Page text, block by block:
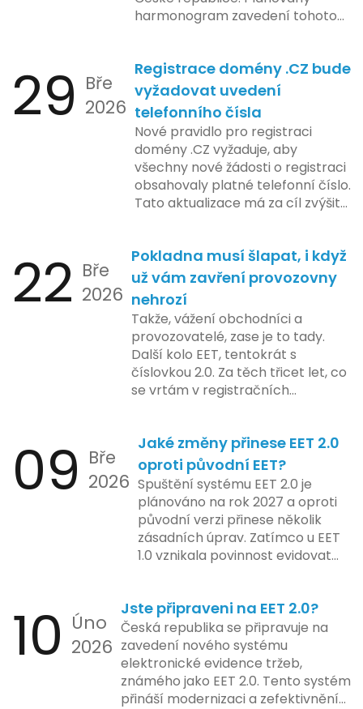
harmonogram zavedení tohoto
zahrnuje přípravu technické
platformy a legislativních změn,
které by měly být předloženy do
konce tohoto roku. Očekává se,
že tato fáze umožní adaptaci
systémů a rozšíření podpory pro
podnikatele, přičemž všechny
potřebné technologie by měly
být dostupné k testování v rámci
plánovaná na první pololetí
následujícího roku, je zaměřena
na školení a edukaci uživatelů,
včetně přípravy materiálů a
školení pro zaměstnavatele a
účetní firmy. V této fázi dojde
také k oficiálnímu spuštění
systému pro vybrané segmenty
podnikání. Třetí a konečná fáze
integraci systému EET 2.0 do
praxe, s povinností prodejců
zapojit se do nového systému,
včetně zvýšeného dohledu nad
dodržováním pravidel.
29 Bře
2026
Registrace domény .CZ bude
vyžadovat uvedení
telefonního čísla
Nové pravidlo pro registraci
domény .CZ vyžaduje, aby
všechny nové žádosti o registraci
obsahovaly platné telefonní číslo.
Tato aktualizace má za cíl zvýšit
České republice. Povinnost uvést
telefonní číslo se týká všech
nově registrovaných domén, a
také může ovlivnit stávající
majitele domén při aktualizaci
jejich údajů.
22 Bře
2026
Pokladna musí šlapat, i když
už vám zavření provozovny
nehrozí
Takže, vážení obchodníci a
provozovatelé, zase je to tady.
Další kolo EET, tentokrát s
číslovkou 2.0. Za těch třicet let, co
se vrtám v registračních
pokladen, co se občas zasekly, až
po ty nejmodernější dotykové
systémy, co umí pomalu i kafe
uvařit. A jedno vím jistě: legislativa
se mění, ale základní pravidlo
zůstává – pokladna musí šlapat
jako hodinky. Jinak jsou problémy.
09 Bře
2026
Jaké změny přinese EET 2.0
oproti původní EET?
Spuštění systému EET 2.0 je
plánováno na rok 2027 a oproti
původní verzi přinese několik
zásadních úprav. Zatímco u EET
1.0 vznikala povinnost evidovat
bezhotovostní transakci – nově
se má tato povinnost odvíjet od
povahy podnikatelské činnosti a
způsobu interakce se
zákazníkem.
10 Úno
2026
Jste připraveni na EET 2.0?
Česká republika se připravuje na
zavedení nového systému
elektronické evidence tržeb,
známého jako EET 2.0. Tento systém
přináší modernizaci a zefektivnění